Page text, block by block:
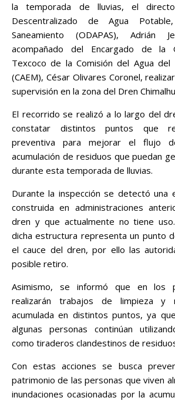
la temporada de lluvias, el
Descentralizado de Agua
Saneamiento (ODAPAS), Adrián
acompañado del Encargado de la
Texcoco de la Comisión del Agua
(CAEM), César Olivares Coronel,
supervisión en la zona del Dren
El recorrido se realizó a lo largo del
constatar distintos puntos que
preventiva para mejorar el flujo
acumulación de residuos que puedan
durante esta temporada de lluvias.
Durante la inspección se detectó una
construida en administraciones
dren y que actualmente no tiene
dicha estructura representa un punto
el cauce del dren, por ello las
posible retiro.
Asimismo, se informó que en los
realizarán trabajos de limpieza y
acumulada en distintos puntos, ya
algunas personas continúan
como tiraderos clandestinos de
Con estas acciones se busca
patrimonio de las personas que viven
inundaciones ocasionadas por la